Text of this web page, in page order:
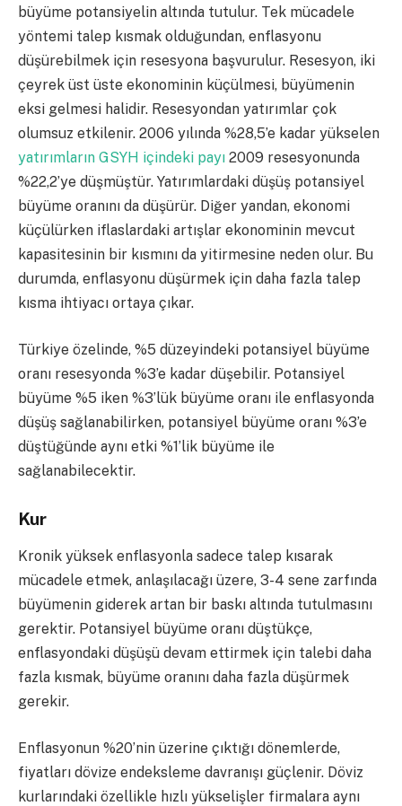
büyüme potansiyelin altında tutulur. Tek mücadele
yöntemi talep kısmak olduğundan, enflasyonu
düşürebilmek için resesyona başvurulur. Resesyon, iki
çeyrek üst üste ekonominin küçülmesi, büyümenin
eksi gelmesi halidir. Resesyondan yatırımlar çok
olumsuz etkilenir. 2006 yılında %28,5’e kadar yükselen
yatırımların GSYH içindeki payı 2009 resesyonunda
%22,2’ye düşmüştür. Yatırımlardaki düşüş potansiyel
büyüme oranını da düşürür. Diğer yandan, ekonomi
küçülürken iflaslardaki artışlar ekonominin mevcut
kapasitesinin bir kısmını da yitirmesine neden olur. Bu
durumda, enflasyonu düşürmek için daha fazla talep
kısma ihtiyacı ortaya çıkar.
Türkiye özelinde, %5 düzeyindeki potansiyel büyüme
oranı resesyonda %3’e kadar düşebilir. Potansiyel
büyüme %5 iken %3’lük büyüme oranı ile enflasyonda
düşüş sağlanabilirken, potansiyel büyüme oranı %3’e
düştüğünde aynı etki %1’lik büyüme ile
sağlanabilecektir.
Kur
Kronik yüksek enflasyonla sadece talep kısarak
mücadele etmek, anlaşılacağı üzere, 3-4 sene zarfında
büyümenin giderek artan bir baskı altında tutulmasını
gerektir. Potansiyel büyüme oranı düştükçe,
enflasyondaki düşüşü devam ettirmek için talebi daha
fazla kısmak, büyüme oranını daha fazla düşürmek
gerekir.
Enflasyonun %20’nin üzerine çıktığı dönemlerde,
fiyatları dövize endeksleme davranışı güçlenir. Döviz
kurlarındaki özellikle hızlı yükselişler firmalara aynı